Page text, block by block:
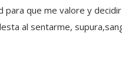
que me valore y
al sentarme,